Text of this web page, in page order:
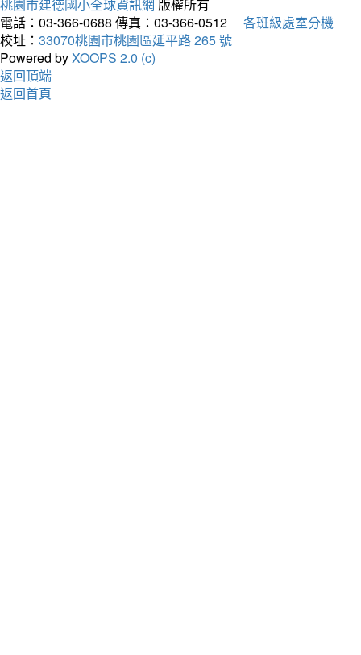
桃園市建德國小全球資訊網 版權所有
電話：03-366-0688 傳真：03-366-0512
各班級處室分機
校址： 33070桃園市桃園區延平路 265 號
Powered byXOOPS 2.0 (c)
返回頂端
返回首頁